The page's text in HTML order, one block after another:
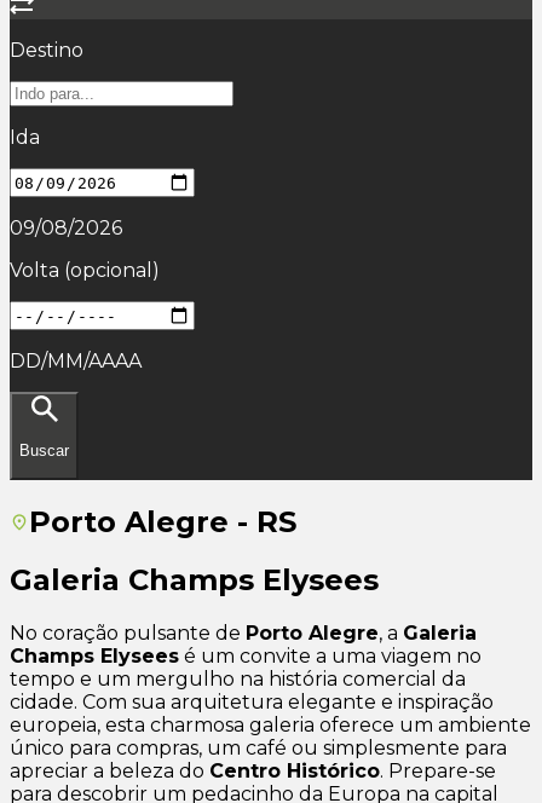
Destino
Ida
09/08/2026
Volta (opcional)
DD/MM/AAAA
Buscar
Porto Alegre - RS
Galeria Champs Elysees
No coração pulsante de Porto Alegre, a Galeria
Champs Elysees é um convite a uma viagem no
tempo e um mergulho na história comercial da
cidade. Com sua arquitetura elegante e inspiração
europeia, esta charmosa galeria oferece um ambiente
único para compras, um café ou simplesmente para
apreciar a beleza do Centro Histórico. Prepare-se
para descobrir um pedacinho da Europa na capital